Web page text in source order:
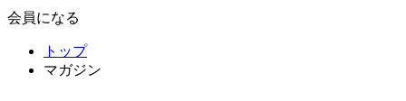
会員になる
トップ
マガジン